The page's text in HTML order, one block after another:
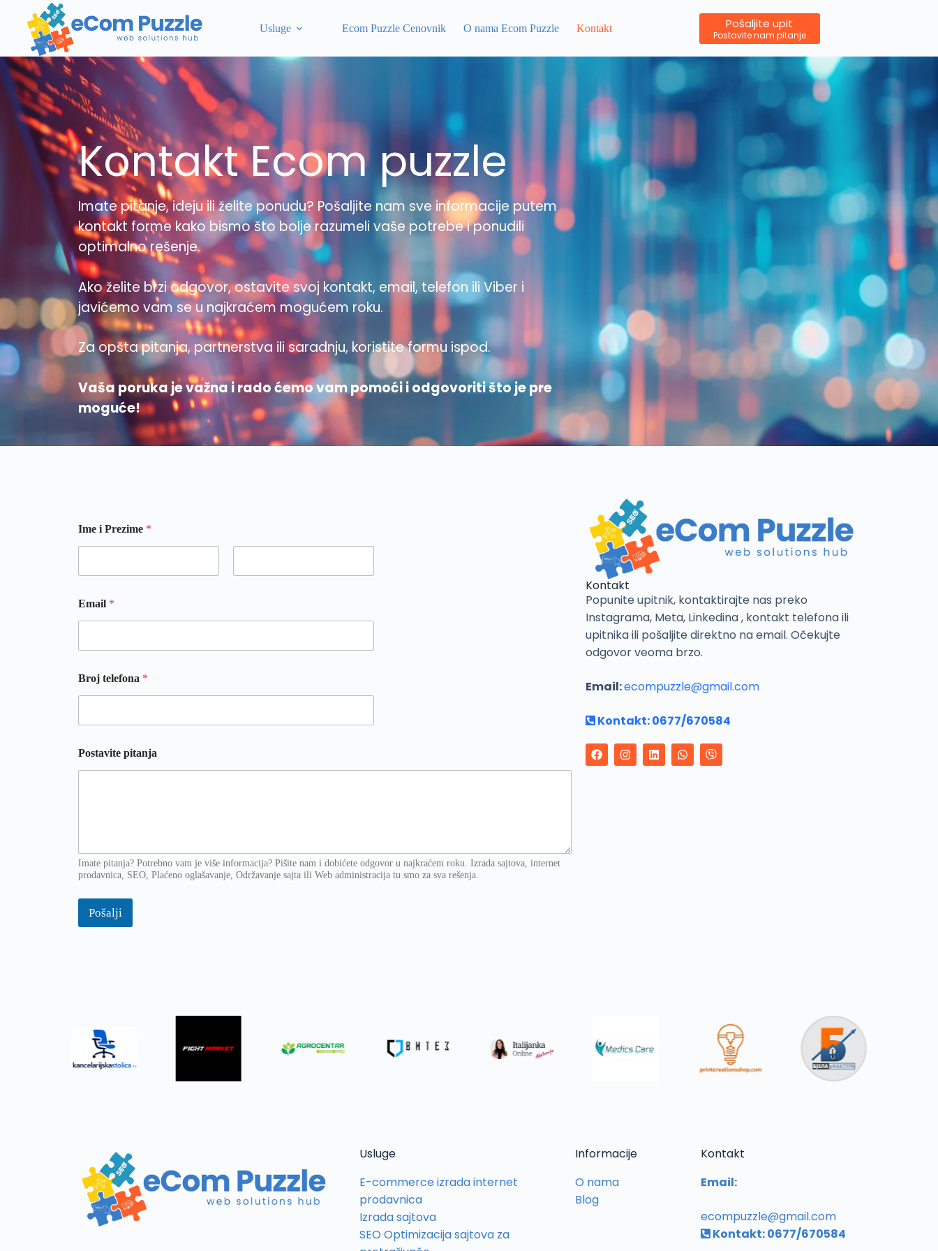
Usluge Ecom Puzzle Cenovnik O nama Ecom Puzzle Kontakt Pošaljite upit
Postavite nam pitanje
Kontakt Ecom puzzle
Imate pitanje, ideju ili želite ponudu? Pošaljite nam sve informacije putem
kontakt forme kako bismo što bolje razumeli vaše potrebe i ponudili
optimalno rešenje.
Ako želite brzi odgovor, ostavite svoj kontakt, email, telefon ili Viber i
javićemo vam se u najkraćem mogućem roku.
Za opšta pitanja, partnerstva ili saradnju, koristite formu ispod.
Vaša poruka je važna i rado ćemo vam pomoći i odgovoriti što je pre
moguće!
Ime i Prezime *
Email *
p
i
j
a
Broj telefona *
Postavite pitanja
Imate pitanja? Potrebno vam je više informacija? Pišite nam i dobićete odgovor u najkraćem roku. Izrada sajtova, internet
prodavnica, SEO, Plaćeno oglašavanje, Održavanje sajta ili Web administracija tu smo za sva rešenja.
Pošalji
Kontakt
Popunite upitnik, kontaktirajte nas preko
Instagrama, Meta, Linkedina , kontakt telefona ili
upitnika ili pošaljite direktno na email. Očekujte
odgovor veoma brzo.
Email:ecompuzzle@gmail.com
Kontakt:0677/670584
Usluge
E-commerce izrada internet
prodavnica
Izrada sajtova
SEO Optimizacija sajtova za
Informacije
O nama
Blog
Kontakt
Email:
ecompuzzle@gmail.com
Kontakt: 0677/670584